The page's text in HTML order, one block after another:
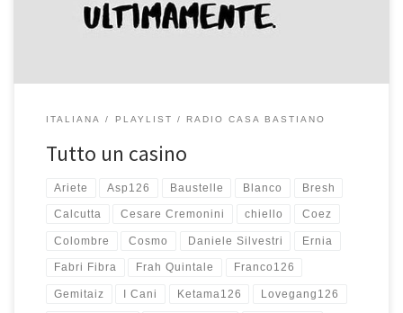
ITALIANA PLAYLIST RADIO CASA BASTIANO
Tutto un casino
Ariete Asp126 Baustelle Blanco Bresh
Calcutta Cesare Cremonini chiello Coez
Colombre Cosmo Daniele Silvestri Ernia
Fabri Fibra Frah Quintale Franco126
Gemitaiz I Cani Ketama126 Lovegang126